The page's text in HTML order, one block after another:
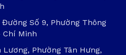
Số 9, Phường Thông
Chí Minh
Lương, Phường Tân Hưng,